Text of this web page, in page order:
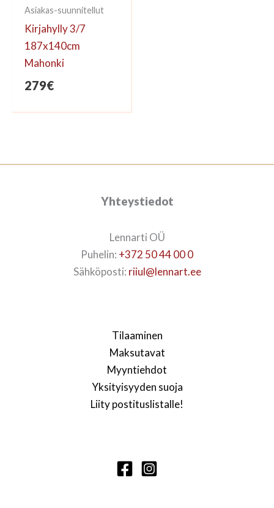
Asiakas-suunnitellut
Kirjahylly 3/7
187x140cm
Mahonki
279€
Yhteystiedot
Lennarti OÜ
Puhelin: +372 50 44 00 0
Sähköposti: riiul@lennart.ee
Tilaaminen
Maksutavat
Myyntiehdot
Yksityisyyden suoja
Liity postituslistalle!